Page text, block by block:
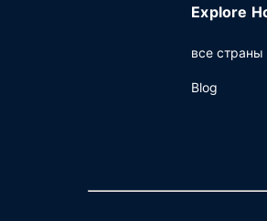
Explore
все страны
Blog